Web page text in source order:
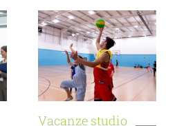
Vacanze studio